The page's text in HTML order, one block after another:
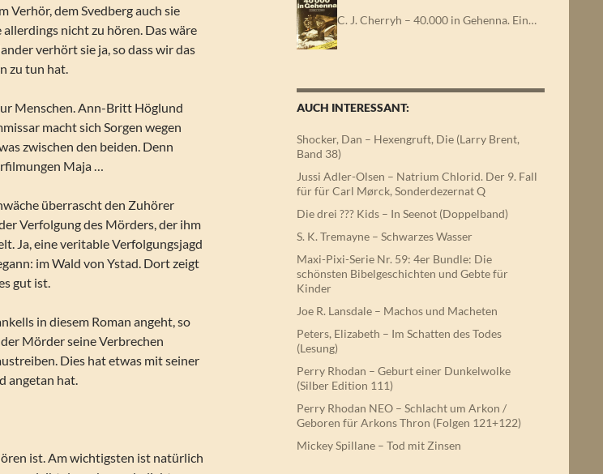
Verhör, dem Svedberg auch sie
nicht zu hören. Das wäre
verhört sie ja, so dass wir das
zu tun hat.
Menschen. Ann-Britt Höglund
macht sich Sorgen wegen
zwischen den beiden. Denn
Maja …
überrascht den Zuhörer
Verfolgung des Mörders, der ihm
Ja, eine veritable Verfolgungsjagd
im Wald von Ystad. Dort zeigt
gut ist.
in diesem Roman angeht, so
Mörder seine Verbrechen
Dies hat etwas mit seiner
angetan hat.
ist. Am wichtigsten ist natürlich
C. J. Cherryh – 40.000 in Gehenna. Ein…
AUCH INTERESSANT:
Shocker, Dan – Hexengruft, Die (Larry Brent,
Band 38)
Jussi Adler-Olsen – Natrium Chlorid. Der 9. Fall
für für Carl Mørck, Sonderdezernat Q
Die drei ??? Kids – In Seenot (Doppelband)
S. K. Tremayne – Schwarzes Wasser
Maxi-Pixi-Serie Nr. 59: 4er Bundle: Die
schönsten Bibelgeschichten und Gebte für
Kinder
Joe R. Lansdale – Machos und Macheten
Peters, Elizabeth – Im Schatten des Todes
(Lesung)
Perry Rhodan – Geburt einer Dunkelwolke
(Silber Edition 111)
Perry Rhodan NEO – Schlacht um Arkon /
Geboren für Arkons Thron (Folgen 121+122)
Mickey Spillane – Tod mit Zinsen